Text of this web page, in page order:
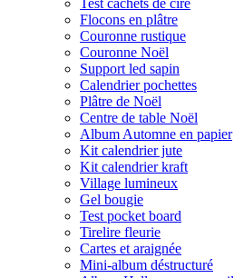
Test cachets de cire
Flocons en plâtre
Couronne rustique
Couronne Noël
Support led sapin
Calendrier pochettes
Plâtre de Noël
Centre de table Noël
Album Automne en papier
Kit calendrier jute
Kit calendrier kraft
Village lumineux
Gel bougie
Test pocket board
Tirelire fleurie
Cartes et araignée
Mini-album déstructuré